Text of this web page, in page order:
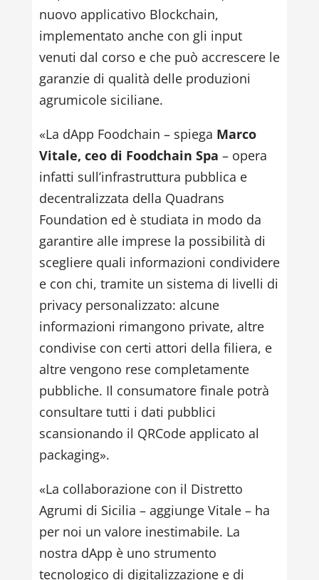
nuovo applicativo Blockchain,
implementato anche con gli input
venuti dal corso e che può accrescere le
garanzie di qualità delle produzioni
agrumicole siciliane.
«La dApp Foodchain – spiega Marco
Vitale, ceo di Foodchain Spa – opera
infatti sull’infrastruttura pubblica e
decentralizzata della Quadrans
Foundation ed è studiata in modo da
garantire alle imprese la possibilità di
scegliere quali informazioni condividere
e con chi, tramite un sistema di livelli di
privacy personalizzato: alcune
informazioni rimangono private, altre
condivise con certi attori della filiera, e
altre vengono rese completamente
pubbliche. Il consumatore finale potrà
consultare tutti i dati pubblici
scansionando il QRCode applicato al
packaging».
«La collaborazione con il Distretto
Agrumi di Sicilia – aggiunge Vitale – ha
per noi un valore inestimabile. La
nostra dApp è uno strumento
tecnologico di digitalizzazione e di